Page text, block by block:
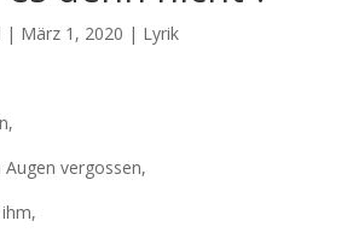
| März 1, 2020 | Lyrik
vergossen,